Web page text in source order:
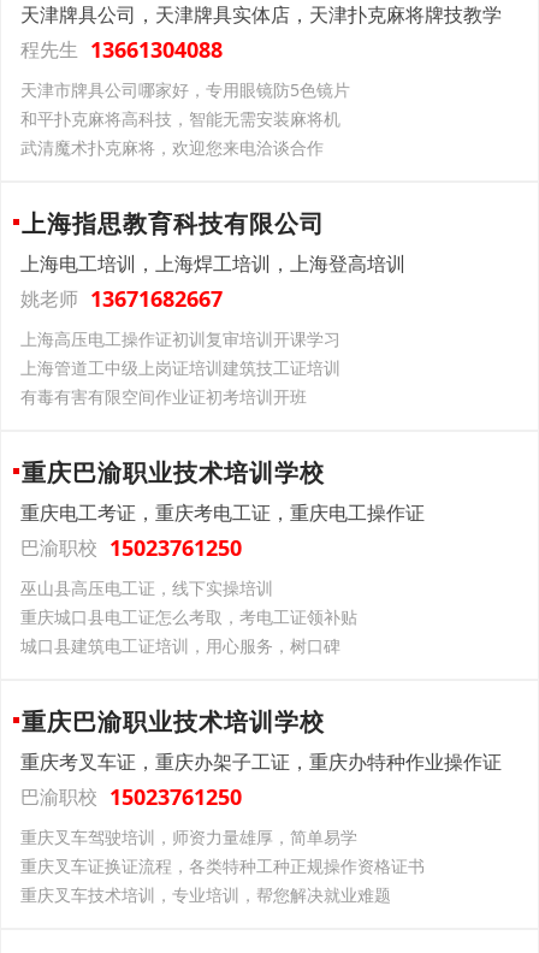
天津牌具公司，天津牌具实体店，天津扑克麻将牌技教学
程先生 13661304088
天津市牌具公司哪家好，专用眼镜防5色镜片
和平扑克麻将高科技，智能无需安装麻将机
武清魔术扑克麻将，欢迎您来电洽谈合作
上海指思教育科技有限公司
上海电工培训，上海焊工培训，上海登高培训
姚老师 13671682667
上海高压电工操作证初训复审培训开课学习
上海管道工中级上岗证培训建筑技工证培训
有毒有害有限空间作业证初考培训开班
重庆巴渝职业技术培训学校
重庆电工考证，重庆考电工证，重庆电工操作证
巴渝职校 15023761250
巫山县高压电工证，线下实操培训
重庆城口县电工证怎么考取，考电工证领补贴
城口县建筑电工证培训，用心服务，树口碑
重庆巴渝职业技术培训学校
重庆考叉车证，重庆办架子工证，重庆办特种作业操作证
巴渝职校 15023761250
重庆叉车驾驶培训，师资力量雄厚，简单易学
重庆叉车证换证流程，各类特种工种正规操作资格证书
重庆叉车技术培训，专业培训，帮您解决就业难题